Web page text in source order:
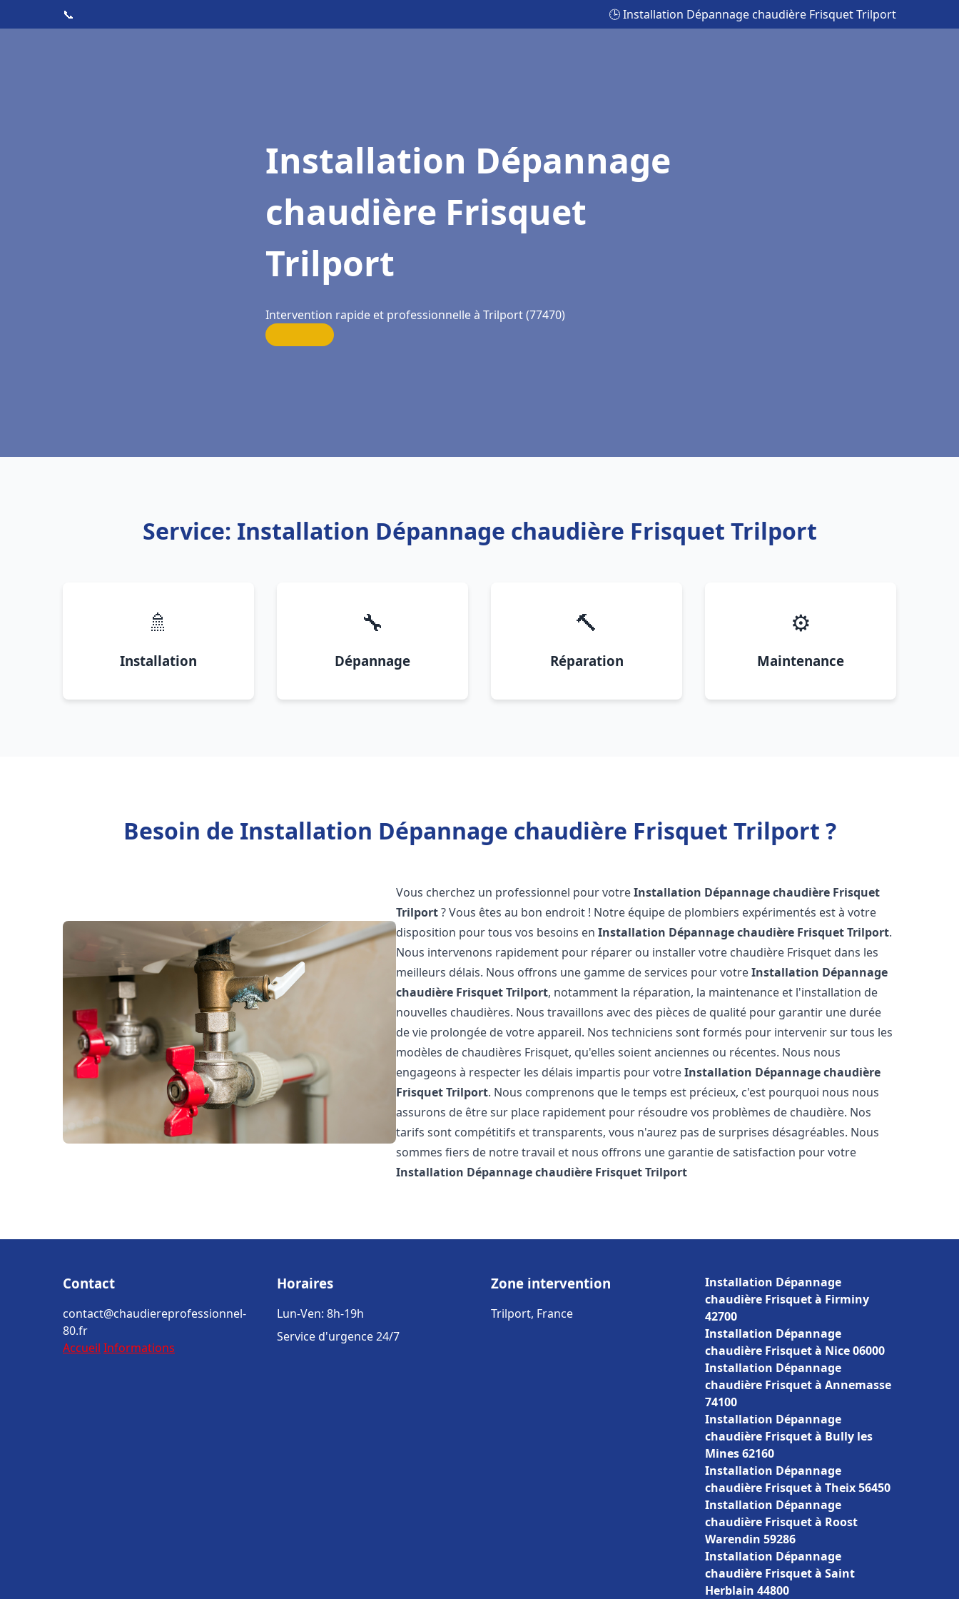
📞 🕒 Installation Dépannage chaudière Frisquet Trilport
Installation Dépannage
chaudière Frisquet
Trilport
Intervention rapide et professionnelle à Trilport (77470)
Service: Installation Dépannage chaudière Frisquet Trilport
🚿
Installation
🔧
Dépannage
🔨
Réparation
⚙️
Maintenance
Besoin de Installation Dépannage chaudière Frisquet Trilport ?
Vous cherchez un professionnel pour votreInstallation Dépannage chaudière Frisquet
Trilport? Vous êtes au bon endroit ! Notre équipe de plombiers expérimentés est à votre
disposition pour tous vos besoins enInstallation Dépannage chaudière FrisquetTrilport.
Nous intervenons rapidement pour réparer ou installer votre chaudière Frisquet dans les
meilleurs délais. Nous offrons une gamme de services pour votreInstallation Dépannage
chaudière FrisquetTrilport, notamment la réparation, la maintenance et l'installation de
nouvelles chaudières. Nous travaillons avec des pièces de qualité pour garantir une durée
de vie prolongée de votre appareil. Nos techniciens sont formés pour intervenir sur tous les
modèles de chaudières Frisquet, qu'elles soient anciennes ou récentes. Nous nous
engageons à respecter les délais impartis pour votreInstallation Dépannage chaudière
FrisquetTrilport. Nous comprenons que le temps est précieux, c'est pourquoi nous nous
assurons de être sur place rapidement pour résoudre vos problèmes de chaudière. Nos
tarifs sont compétitifs et transparents, vous n'aurez pas de surprises désagréables. Nous
sommes fiers de notre travail et nous offrons une garantie de satisfaction pour votre
Installation Dépannage chaudière FrisquetTrilport
Contact
contact@chaudiereprofessionnel-
80.fr
Accueil Informations
Horaires
Lun-Ven: 8h-19h
Service d'urgence 24/7
Zone intervention
Trilport, France
Installation Dépannage
chaudière Frisquet à Firminy
42700
Installation Dépannage
chaudière Frisquet à Nice 06000
Installation Dépannage
chaudière Frisquet à Annemasse
74100
Installation Dépannage
chaudière Frisquet à Bully les
Mines 62160
Installation Dépannage
chaudière Frisquet à Theix 56450
Installation Dépannage
chaudière Frisquet à Roost
Warendin 59286
Installation Dépannage
chaudière Frisquet à Saint
Herblain 44800